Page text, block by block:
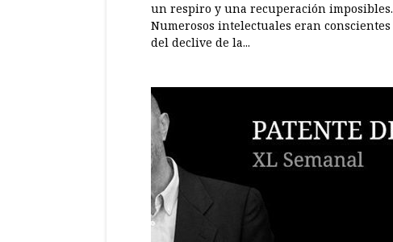
un respiro y una recuperación imposibles.
Numerosos intelectuales eran conscientes
del declive de la...